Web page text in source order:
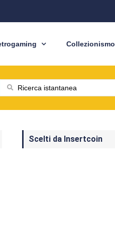
Collezionismo
Scelti da Insertcoin